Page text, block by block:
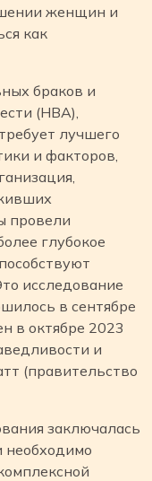
женщин и
как
браков и
(HBA),
лучшего
и факторов,
провели
глубокое
исследование
в сентябре
в октябре 2023
и
(правительство
заключалась
необходимо